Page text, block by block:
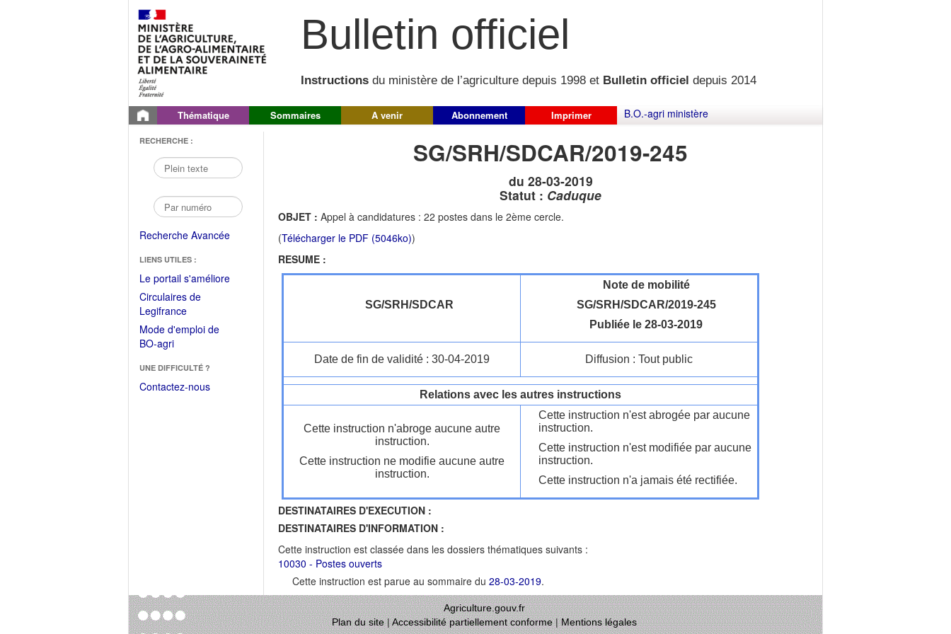
Bulletin officiel
Instructions du ministère de l’agriculture depuis 1998 et Bulletin officiel depuis 2014
Thématique Sommaires A venir Abonnement Imprimer B.O.-agri ministère
RECHERCHE :
Recherche Avancée
LIENS UTILES :
Le portail s'améliore(Fichier
Circulaires de
Legifrance(Ouvrir
dans
une
fenêtre)
Mode d'emploi de
BO-agri(Ouvrir
une
nouvelle
UNE DIFFICULTÉ ?
Contactez-nous
SG/SRH/SDCAR/2019-245
du 28-03-2019
Statut : Caduque
OBJET : Appel à candidatures : 22 postes dans le 2ème cercle.
(Télécharger le PDF (5046ko))
RESUME :
SG/SRH/SDCAR
Note de mobilité
SG/SRH/SDCAR/2019-245
Publiée le 28-03-2019
Date de fin de validité : 30-04-2019 Diffusion : Tout public
Relations avec les autres instructions
Cette instruction n'abroge aucune autre
instruction.
Cette instruction ne modifie aucune autre
instruction.
Cette instruction n'est abrogée par aucune
instruction.
Cette instruction n'est modifiée par aucune
instruction.
Cette instruction n'a jamais été rectifiée.
DESTINATAIRES D'EXECUTION :
DESTINATAIRES D'INFORMATION :
Cette instruction est classée dans les dossiers thématiques suivants :
10030 - Postes ouverts
Cette instruction est parue au sommaire du 28-03-2019.
Agriculture.gouv.fr
Plan du site|Accessibilité partiellement conforme|Mentions légales